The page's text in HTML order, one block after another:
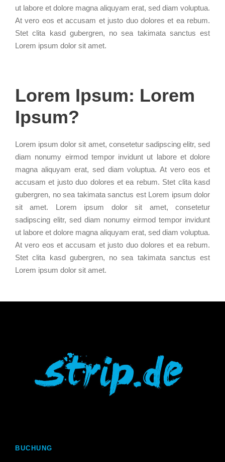
ut labore et dolore magna aliquyam erat, sed diam voluptua.
At vero eos et accusam et justo duo dolores et ea rebum.
Stet clita kasd gubergren, no sea takimata sanctus est
Lorem ipsum dolor sit amet.
Lorem Ipsum: Lorem
Ipsum?
Lorem ipsum dolor sit amet, consetetur sadipscing elitr, sed
diam nonumy eirmod tempor invidunt ut labore et dolore
magna aliquyam erat, sed diam voluptua. At vero eos et
accusam et justo duo dolores et ea rebum. Stet clita kasd
gubergren, no sea takimata sanctus est Lorem ipsum dolor
sit amet. Lorem ipsum dolor sit amet, consetetur
sadipscing elitr, sed diam nonumy eirmod tempor invidunt
ut labore et dolore magna aliquyam erat, sed diam voluptua.
At vero eos et accusam et justo duo dolores et ea rebum.
Stet clita kasd gubergren, no sea takimata sanctus est
Lorem ipsum dolor sit amet.
BUCHUNG